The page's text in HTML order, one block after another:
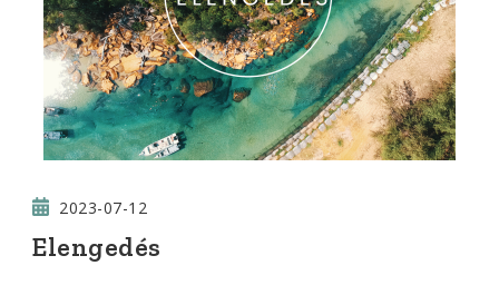
2023-07-12
Elengedés